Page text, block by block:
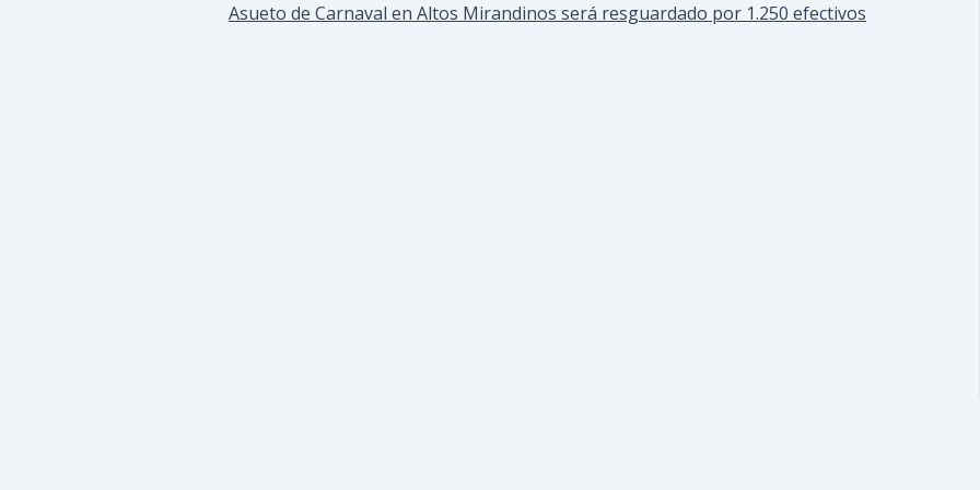
Asueto de Carnaval en Altos Mirandinos será resguardado por 1.250 efectivos